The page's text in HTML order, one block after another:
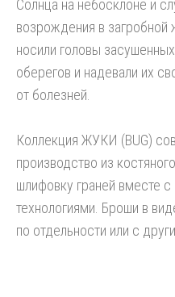
Cолнца на небосклоне и
возрождения в
носили головы
оберегов и надевали их
от болезней.
Коллекция ЖУКИ (BUG)
производство из
шлифовку граней вместе
технологиями. Броши в
по отдельности или с